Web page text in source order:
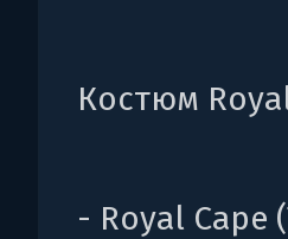
Костюм
- Royal Cape